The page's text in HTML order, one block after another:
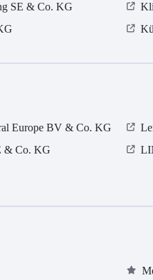
SE & Co. KG
Europe BV & Co. KG
& Co. KG